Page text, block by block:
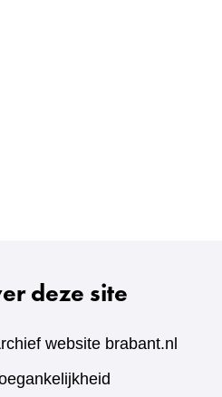
deze site
website brabant.nl